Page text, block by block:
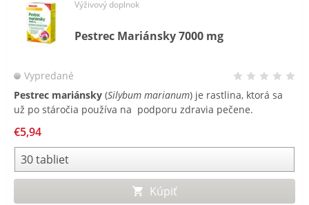
Výživový doplnok
Pestrec Mariánsky 7000 mg
Vypredané
Pestrec mariánsky (Silybum marianum) je rastlina, ktorá sa
už po stáročia používa na podporu zdravia pečene.
ktorý je extrahovaný z jeho semien. Tradične je pestrec s
vysokým obsahom silymarínu používaný na podporu
funkcie pečene.
€5,94
Kúpiť